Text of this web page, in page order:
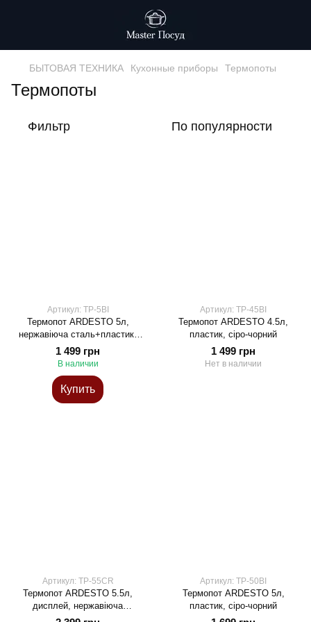
БЫТОВАЯ ТЕХНИКА Кухонные приборы Термопоты
Термопоты
Фильтр По популярности
Артикул: TP-5BI
Термопот ARDESTO 5л,
нержавіюча сталь+пластик,
сіро-чорний
1 499 грн
В наличии
Купить
Артикул: TP-45BI
Термопот ARDESTO 4.5л,
пластик, сіро-чорний
1 499 грн
Нет в наличии
Артикул: TP-55CR
Термопот ARDESTO 5.5л,
дисплей, нержавіюча
сталь+пластик, сіро-білий
Артикул: TP-50BI
Термопот ARDESTO 5л,
пластик, сіро-чорний